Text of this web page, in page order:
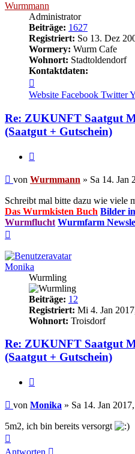
Wurmmann
Administrator
Beiträge: 1627
Registriert: So 13. Dez
Wormery: Wurm Cafe
Wohnort: Stadtoldendorf
Kontaktdaten:
von
Wurmmann
Website Facebook Twitter
Re: ZUKUNFT Saatgut
(Saatgut + Gutschein)
Beitrag
von Wurmmann » Sa 14. Jan
Schreibt mal bitte dazu wie viele
Das Wurmkisten Buch Bilder
Wurmflucht Wurmfarm
Monika
Wurmling
Beiträge: 12
Registriert: Mi 4. Jan
Wohnort: Troisdorf
Re: ZUKUNFT Saatgut
(Saatgut + Gutschein)
Beitrag
von Monika » Sa 14. Jan
5m2, ich bin bereits versorgt
oben